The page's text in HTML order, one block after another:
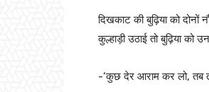
दिखकाट की बुढ़िया को
कुल्हाड़ी उठाई तो बुढ़िया को
-‘कुछ देर आराम कर लो, तब